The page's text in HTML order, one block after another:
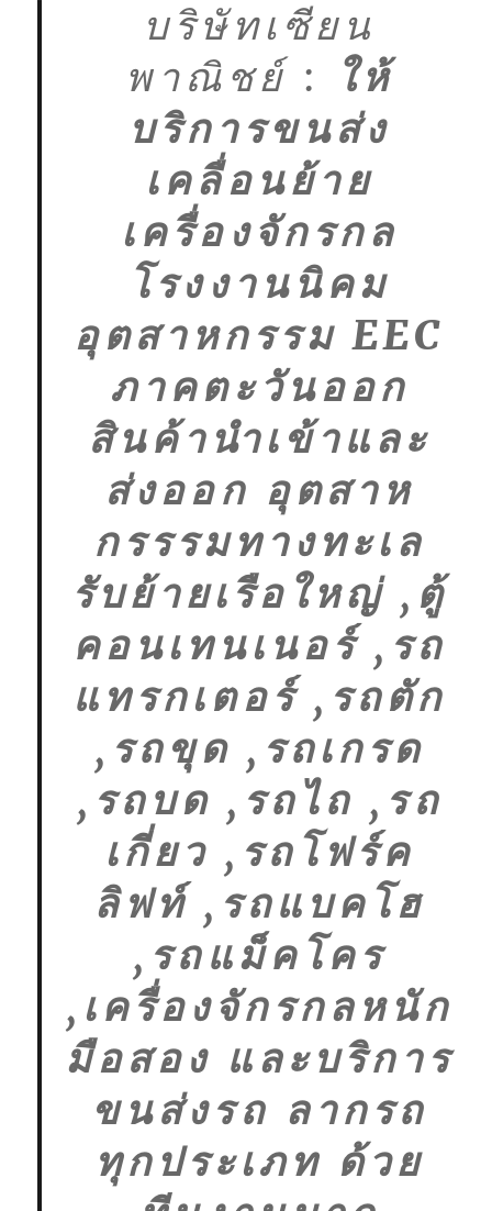
บริษัทเซียน
พาณิชย์ :
ให้
บริการขนส่ง
เคลื่อนย้าย
เครื่องจักรกล
โรงงานนิคม
อุตสาหกรรม EEC
ภาคตะวันออก
สินค้านำเข้าและ
ส่งออก อุตสาห
กรรรมทางทะเล
รับย้ายเรือใหญ่ ,ตู้
คอนเทนเนอร์ ,รถ
แทรกเตอร์ ,รถตัก
,รถขุด ,รถเกรด
,รถบด ,รถไถ ,รถ
เกี่ยว ,รถโฟร์ค
ลิฟท์ ,รถแบคโฮ
,รถแม็คโคร
,เครื่องจักรกลหนัก
มือสอง และบริการ
ขนส่งรถ ลากรถ
ทุกประเภท ด้วย